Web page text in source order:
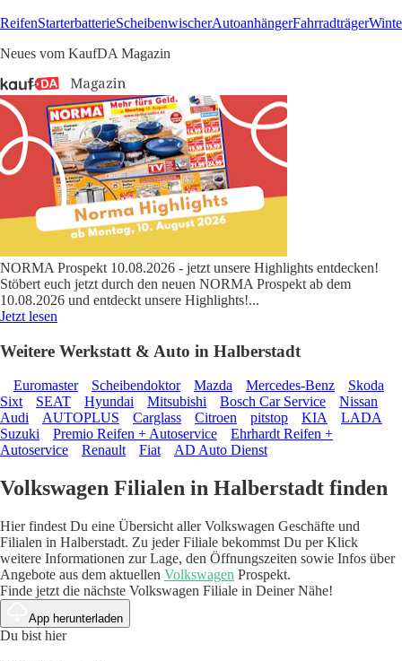
ReifenStarterbatterieScheibenwischerAutoanhängerFahrradträger
Neues vom KaufDA Magazin
NORMA Prospekt 10.08.2026 - jetzt unsere Highlights entdecken!
Stöbert euch jetzt durch den neuen NORMA Prospekt ab dem
10.08.2026 und entdeckt unsere Highlights!...
Jetzt lesen
Weitere Werkstatt & Auto in Halberstadt
Euromaster Scheibendoktor Mazda Mercedes-Benz
Skoda
Sixt
SEAT Hyundai Mitsubishi Bosch Car Service
Nissan
Audi
AUTOPLUS Carglass Citroen pitstop KIA
LADA
Suzuki
Premio Reifen + Autoservice
Ehrhardt Reifen +
Autoservice
Renault Fiat AD Auto Dienst
Volkswagen Filialen in Halberstadt finden
Hier findest Du eine Übersicht aller Volkswagen Geschäfte und
Filialen in Halberstadt. Zu jeder Filiale bekommst Du per Klick
weitere Informationen zur Lage, den Öffnungszeiten sowie Infos über
Angebote aus dem aktuellen Volkswagen Prospekt.
Finde jetzt die nächste Volkswagen Filiale in Deiner Nähe!
App herunterladen
Du bist hier